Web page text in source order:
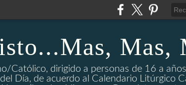
Mas,
Católico, dirigido a personas de 16 a
Día, de acuerdo al Calendario Litúrgico